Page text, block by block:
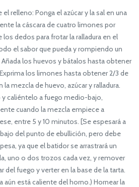
relleno: Ponga el azúcar y la sal en una
la cáscara de cuatro limones por
dedos para frotar la ralladura en el
el sabor que pueda y rompiendo un
Añada los huevos y bátalos hasta obtener
los limones hasta obtener 2/3 de
mezcla de huevo, azúcar y ralladura.
y caliéntelo a fuego medio-bajo,
cuando la mezcla empiece a
entre 5 y 10 minutos. [Se espesará a
del punto de ebullición, pero debe
ya que el batidor se arrastrará un
uno o dos trozos cada vez, y remover
del fuego y verter en la base de la tarta.
aún está caliente del horno.) Hornear la